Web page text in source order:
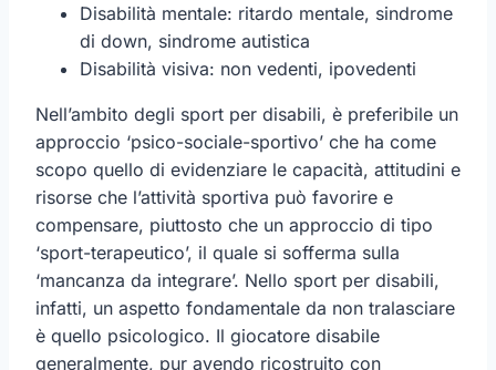
Disabilità mentale: ritardo mentale, sindrome
di down, sindrome autistica
Disabilità visiva: non vedenti, ipovedenti
Nell’ambito degli sport per disabili, è preferibile un
approccio ‘psico-sociale-sportivo’ che ha come
scopo quello di evidenziare le capacità, attitudini e
risorse che l’attività sportiva può favorire e
compensare, piuttosto che un approccio di tipo
‘sport-terapeutico’, il quale si sofferma sulla
‘mancanza da integrare’. Nello sport per disabili,
infatti, un aspetto fondamentale da non tralasciare
è quello psicologico. Il giocatore disabile
generalmente, pur avendo ricostruito con